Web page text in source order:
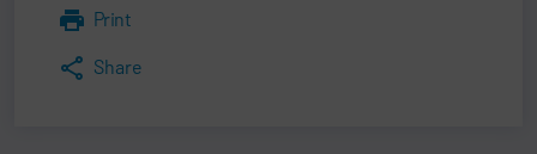
Print
Share